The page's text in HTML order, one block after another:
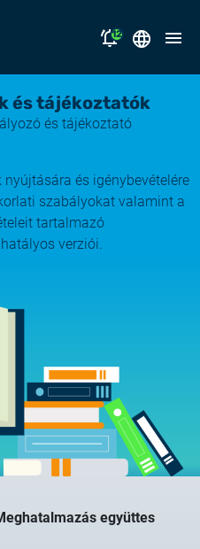
12
kézbesítési
Magyar
English
és tájékoztatók
és tájékoztató
és igénybevételére
szabályokat valamint a
tartalmazó
verziói.
együttes